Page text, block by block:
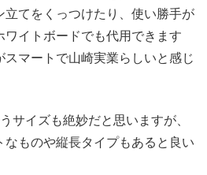
立てをくっつけたり、使い勝手が
イトボードでも代用できます
マートで山崎実業らしいと感じ
サイズも絶妙だと思いますが、
なものや縦長タイプもあると良い